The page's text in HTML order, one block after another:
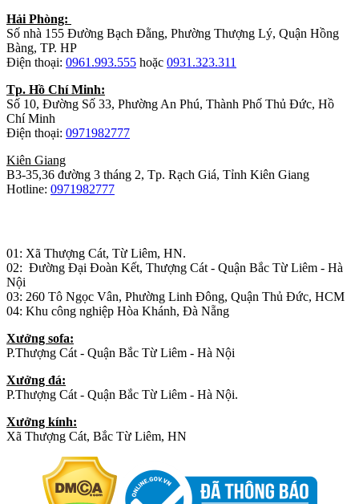
Hải Phòng:
Số nhà 155 Đường Bạch Đằng, Phường Thượng Lý, Quận Hồng
Bàng, TP. HP
Điện thoại: 0961.993.555 hoặc 0931.323.311
Tp. Hồ Chí Minh:
Số 10, Đường Số 33, Phường An Phú, Thành Phố Thủ Đức, Hồ
Chí Minh
Điện thoại: 0971982777
Kiên Giang
B3-35,36 đường 3 tháng 2, Tp. Rạch Giá, Tỉnh Kiên Giang
Hotline: 0971982777
01: Xã Thượng Cát, Từ Liêm, HN.
02: Đường Đại Đoàn Kết, Thượng Cát - Quận Bắc Từ Liêm - Hà
Nội
03: 260 Tô Ngọc Vân, Phường Linh Đông, Quận Thủ Đức, HCM
04: Khu công nghiệp Hòa Khánh, Đà Nẵng
Xưởng sofa:
P.Thượng Cát - Quận Bắc Từ Liêm - Hà Nội
Xưởng đá:
P.Thượng Cát - Quận Bắc Từ Liêm - Hà Nội.
Xưởng kính:
Xã Thượng Cát, Bắc Từ Liêm, HN